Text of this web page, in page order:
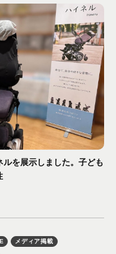
を展示しました。子ども
メディア掲載